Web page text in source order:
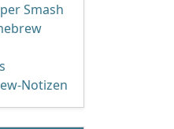
Smash
Notizen